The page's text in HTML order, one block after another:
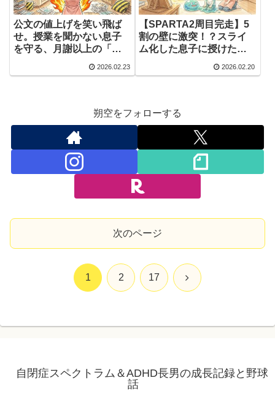
公文の値上げを笑い飛ば
せ。授業を聞かない息子
を守る、月謝以上の「自
2026.02.23
【SPARTA2周目完走】5
割の壁に激突！？スライ
ム化した息子に授けた
2026.02.20
朔空をフォローする
次のページ
1 2 17 次
自閉症スペクトラム＆ADHD長男の成長記録と野球
話